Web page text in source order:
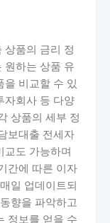
상품의 금리 정
원하는 상품 유
을 비교할 수 있
자회사 등 다양
상품의 세부 정
보대출 전세자
교도 가능하며
간에 따른 이자
일 업데이트되
향을 파악하고
정보를 얻을 수